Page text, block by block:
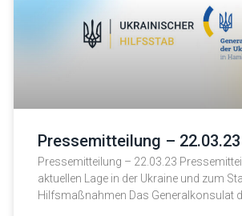
Pressemitteilung – 22.03.23
Pressemitteilung – 22.03.23
aktuellen Lage in der Ukraine und zum
Hilfsmaßnahmen Das Generalkonsulat